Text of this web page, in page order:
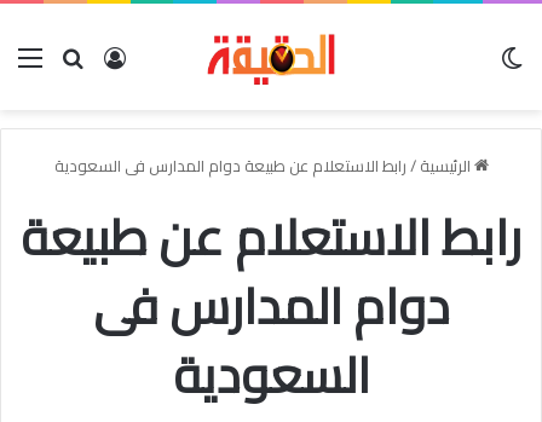
بحث عنتسجيل
الرئيسية/رابط الاستعلام عن طبيعة دوام المدارس فى السعودية
رابط الاستعلام عن طبيعة
دوام المدارس فى
السعودية